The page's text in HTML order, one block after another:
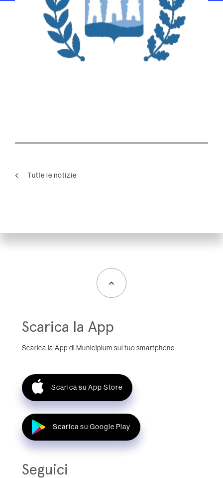
Tutte le notizie
Scarica la App
Scarica la App di Municipium sul tuo smartphone
Scarica su App Store
Scarica su Google Play
Seguici